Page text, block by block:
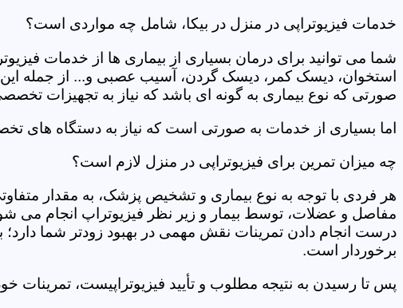
خدمات فیزیوتراپی در منزل در بیکا، شامل چه مواردی است؟
شما می توانید برای درمان بسیاری از بیماری ها از خدمات
استخوان، دیسک کمر، دیسک گردن، آسیب عصبی و... از جمله این
صورتی که نوع بیماری به گونه ای باشد که نیاز به تجهیزات
اما بسیاری از خدمات به صورتی است که نیاز به دستگاه های
چه میزان تمرین برای فیزیوتراپی در منزل لازم است؟
هر فردی با توجه به نوع بیماری و تشخیص پزشک، به مقدار
مفاصل و عضلات، توسط بیمار و زیر نظر فیزیوتراپ انجام می
درست انجام دادن تمرینات نقش مهمی در بهبود زودتر شما دارد؛
برخوردار است.
پس تا رسیدن به نتیجه مطلوب و تأیید فیزیوتراپیست، تمرینات